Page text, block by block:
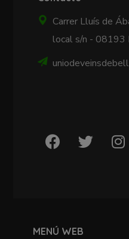
Carrer Lluís de
local s/n - 08193
MENÚ WEB